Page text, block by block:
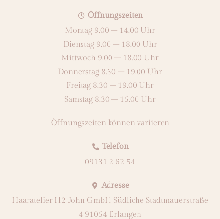
Öffnungszeiten
Montag 9.00 – 14.00 Uhr
Dienstag 9.00 – 18.00 Uhr
Mittwoch 9.00 – 18.00 Uhr
Donnerstag 8.30 – 19.00 Uhr
Freitag 8.30 – 19.00 Uhr
Samstag 8.30 – 15.00 Uhr
Öffnungszeiten können variieren
Telefon
09131 2 62 54
Adresse
Haaratelier H2 John GmbH Südliche Stadtmauerstraße
4 91054 Erlangen